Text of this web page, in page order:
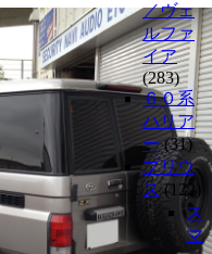
／ヴェ
ルファ
イア
(283)
６０系
ハリア
ー(31)
プリウ
ス(122)
ス
マ